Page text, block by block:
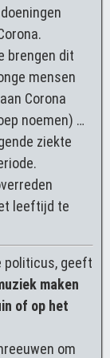
brengen dit
mensen
Corona
noemen) …
ziekte
leeftijd te
politicus, geeft
maken
of op het
om